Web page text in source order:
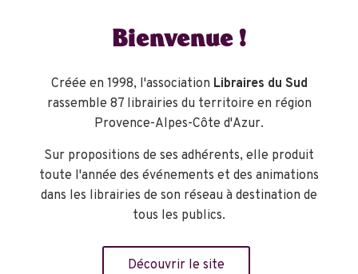
TOURNÉES GÉNÉRALES
Bienvenue !
Créée en 1998, l'association Libraires du Sud
rassemble 87 librairies du territoire en région
Provence-Alpes-Côte d'Azur.
Sur propositions de ses adhérents, elle produit
toute l'année des événements et des animations
dans les librairies de son réseau à destination de
tous les publics.
Découvrir le site